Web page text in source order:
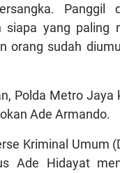
Panggil
siapa yang paling
orang sudah
Polda Metro
Ade Armando.
Kriminal Umum
Ade Hidayat